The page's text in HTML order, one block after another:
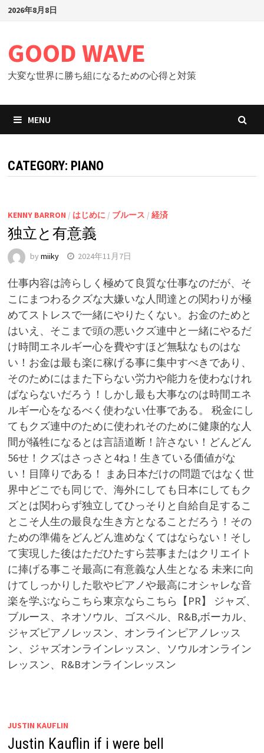
Skip2026年8月8日
GOOD WAVE
大変な世界に勝ち組になるための心得と対策
MENU
CATEGORY: PIANO
KENNY BARRON / はじめに/ ブルース / 経済
独立と有意義
by miiky 2024年11月7日
仕事内容は誇らしく極めて良質な仕事なのだが、そ
こにまつわるクズな大嫌いな人間達との関わりが極
めてストレスで一緒にやりたくない。お金のためと
はいえ、そこまで頭の悪いクズ連中と一緒にやるだ
け時間エネルギー心を費やすほど無駄なものはな
い！お金は最も楽に稼げる事に集中すべきであり、
そのためにはまた下らない労力や能力を使わなけれ
ばならないだろう！しかし最も大事なのは時間エネ
ルギー心をなるべく使わない仕事である。 税金にし
てもクズ連中のために使われそのために健康的な人
間が犠牲になるとは言語道断！許さない！どんどん
56せ！クズはさっさと4ね！生きている価値がな
い！目障りである！ まあ日本だけの問題ではなく世
界中どこでも同じで、海外にしても日本にしてもク
ズとは関わらず独立してひっそりと自給自足するこ
とこそ人生の最良な生き方となることだろう！その
ための準備をどんどん進めなくてはならない！そし
て実現した後はただひたすら芸事またはクリエイト
に捧げる事こそ最高に有意義な人生となる 未来に向
けてしっかりした歌やピアノや最高にオシャレな音
楽を学ぶならこちら東京ならこちら【PR】 ジャズ、
ブルース、ネオソウル、ゴスペル、R&B,ボーカル、
ジャズピアノレッスン、オンラインピアノレッス
ン、ジャズオンラインレッスン、ソウルオンライン
レッスン、R&Bオンラインレッスン
JUSTIN KAUFLIN
Justin Kauflin if i were bell